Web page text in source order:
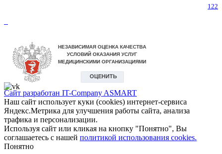
122
Сайт разработан IT-Company ASMART
Наш сайт использует куки (cookies) интернет-сервиса
Яндекс.Метрика для улучшения работы сайта, анализа
трафика и персонализации.
Используя сайт или кликая на кнопку "Понятно", Вы
соглашаетесь с нашей политикой использования cookies.
Понятно